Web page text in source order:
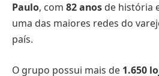
Paulo, com 82 anos de história
uma das maiores redes do
país.
O grupo possui mais de 1.650